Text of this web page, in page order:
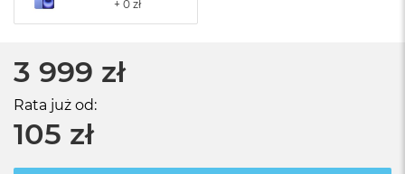
3 999 zł
Rata już od:
105 zł